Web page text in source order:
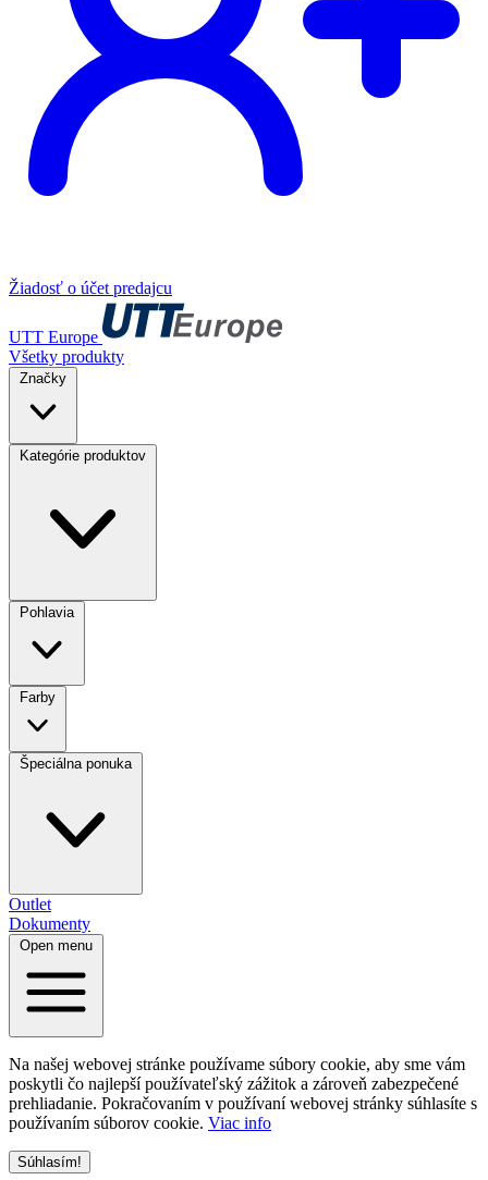
Žiadosť o účet predajcu
UTT Europe
Všetky produkty
Značky
Kategórie produktov
Pohlavia
Farby
Špeciálna ponuka
Outlet
Dokumenty
Open menu
Na našej webovej stránke používame súbory cookie, aby sme vám
poskytli čo najlepší používateľský zážitok a zároveň zabezpečené
prehliadanie. Pokračovaním v používaní webovej stránky súhlasíte s
používaním súborov cookie. Viac info
Súhlasím!